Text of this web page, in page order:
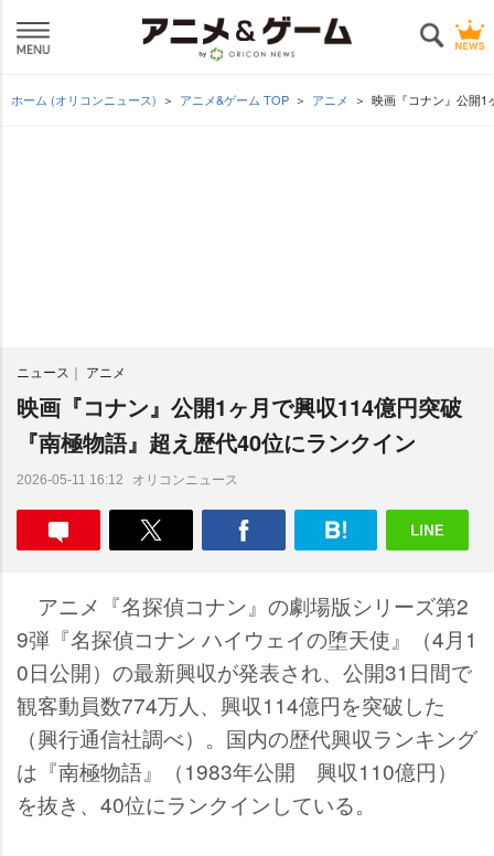
ホーム (オリコンニュース) アニメ&ゲーム TOP アニメ 映画『コナン』公開1
ニュース アニメ
映画『コナン』公開1ヶ月で興収114億円突破
『南極物語』超え歴代40位にランクイン
2026-05-11 16:12 オリコンニュース
アニメ『名探偵コナン』の劇場版シリーズ第2
9弾『名探偵コナン ハイウェイの堕天使』（4月1
0日公開）の最新興収が発表され、公開31日間で
観客動員数774万人、興収114億円を突破した
（興行通信社調べ）。国内の歴代興収ランキング
は『南極物語』（1983年公開 興収110億円）
を抜き、40位にランクインしている。